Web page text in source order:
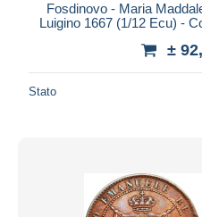
Fosdinovo - Maria
Luigino 1667 (1/12 Ecu) -
±
Stato